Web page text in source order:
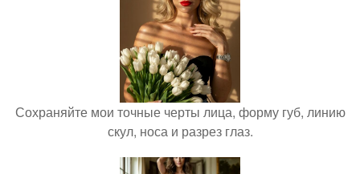
Сохраняйте мои точные черты лица, форму губ, линию
скул, носа и разрез глаз.